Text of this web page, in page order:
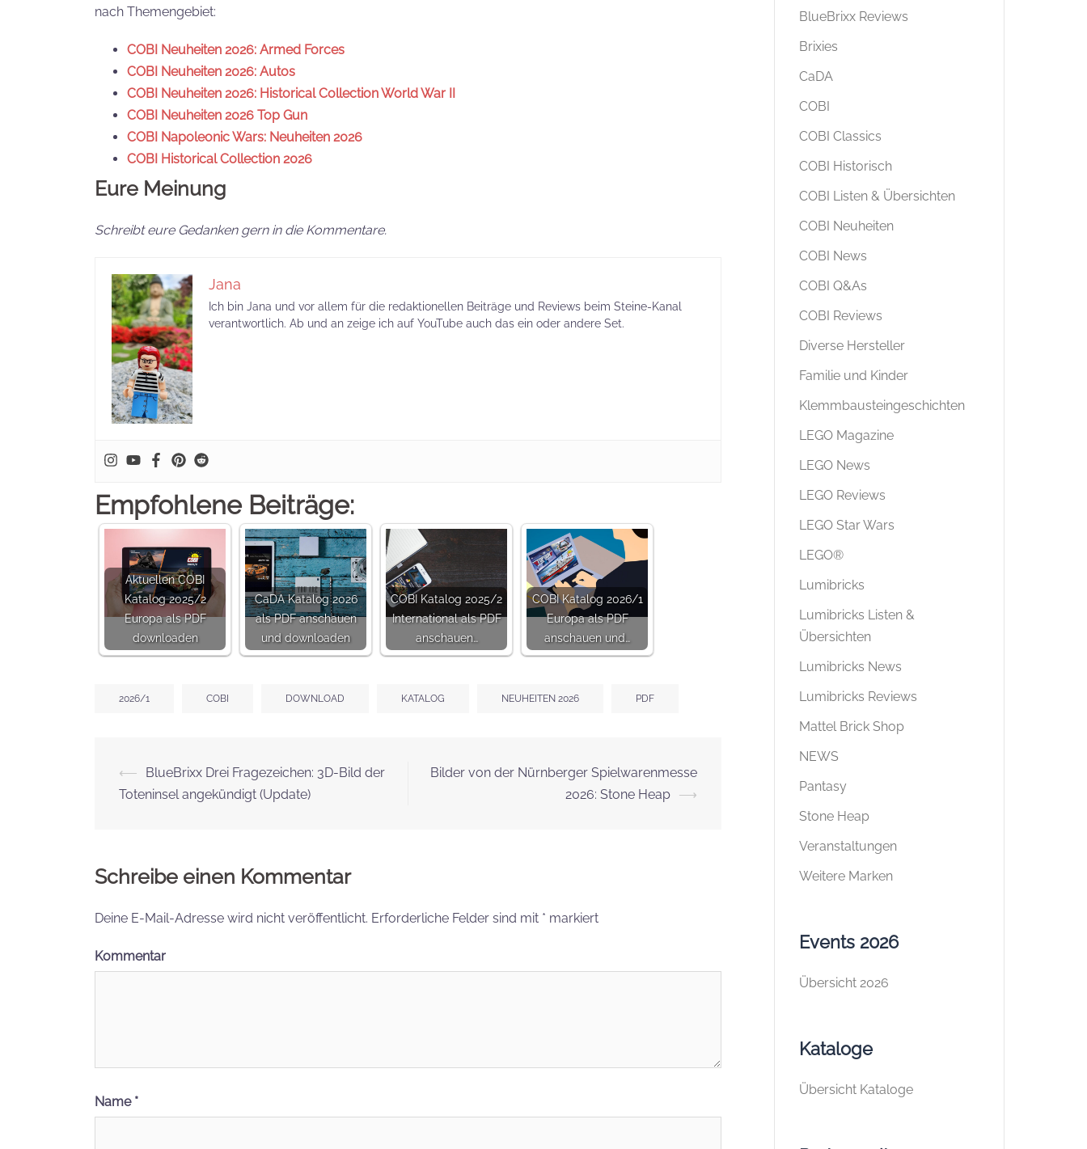
nach Themengebiet:
COBI Neuheiten 2026: Armed Forces
COBI Neuheiten 2026: Autos
COBI Neuheiten 2026: Historical Collection World War II
COBI Neuheiten 2026 Top Gun
COBI Napoleonic Wars: Neuheiten 2026
COBI Historical Collection 2026
Eure Meinung
Schreibt eure Gedanken gern in die Kommentare.
Jana
Ich bin Jana und vor allem für die redaktionellen Beiträge und Reviews beim Steine-Kanal
verantwortlich. Ab und an zeige ich auf YouTube auch das ein oder andere Set.
Empfohlene Beiträge:
Aktuellen COBI
Katalog 2025/2
Europa als PDF
downloaden
CaDA Katalog 2026
als PDF anschauen
und downloaden
COBI Katalog 2025/2
International als PDF
anschauen…
COBI Katalog 2026/1
Europa als PDF
anschauen und…
2026/1 COBI DOWNLOAD KATALOG NEUHEITEN 2026 PDF
Beitrags-
Navigation
⟵
BlueBrixx Drei Fragezeichen: 3D-Bild der
Toteninsel angekündigt (Update)
Bilder von der Nürnberger Spielwarenmesse
2026: Stone Heap ⟶
Schreibe einen Kommentar
Deine E-Mail-Adresse wird nicht veröffentlicht. Erforderliche Felder sind mit * markiert
Kommentar
Name *
BlueBrixx Reviews
Brixies
CaDA
COBI
COBI Classics
COBI Historisch
COBI Listen & Übersichten
COBI Neuheiten
COBI News
COBI Q&As
COBI Reviews
Diverse Hersteller
Familie und Kinder
Klemmbausteingeschichten
LEGO Magazine
LEGO News
LEGO Reviews
LEGO Star Wars
LEGO®
Lumibricks
Lumibricks Listen &
Übersichten
Lumibricks News
Lumibricks Reviews
Mattel Brick Shop
NEWS
Pantasy
Stone Heap
Veranstaltungen
Weitere Marken
Events 2026
Übersicht 2026
Kataloge
Übersicht Kataloge